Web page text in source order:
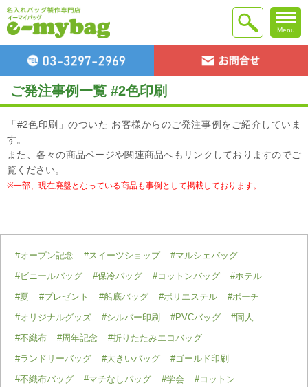
Menu
ご発注事例一覧 #2色印刷
「#2色印刷」のついた お客様からのご発注事例をご紹介していま
す。
また、各々の商品ページや関連商品へもリンクしておりますのでご
覧ください。
※一部、現在廃盤となっている商品も事例として掲載しております。
#オープン記念 #スイーツショップ
#マルシェバッグ
#ビニールバッグ
#保冷バッグ #コットンバッグ
#ホテル
#夏
#プレゼント #船底バッグ #ポリエステル
#ポーチ
#オリジナルグッズ
#シルバー印刷 #PVCバッグ
#同人
#不織布
#周年記念
#折りたたみエコバッグ
#ランドリーバッグ
#大きいバッグ
#ゴールド印刷
#不織布バッグ
#マチなしバッグ #学会
#コットン